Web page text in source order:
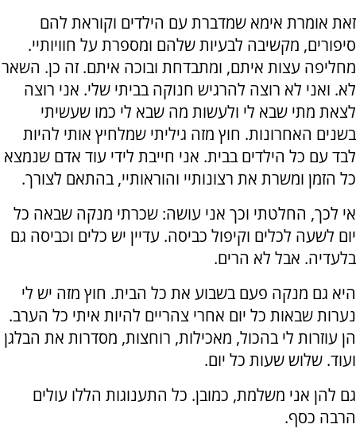
זאת אומרת אימא שמדברת עם הילדים וקוראת להם
סיפורים, מקשיבה לבעיות שלהם ומספרת על חוויותיי.
מחליפה עצות איתם, ומתבדחת ובוכה איתם. זה כן. השאר
לא. ואני לא רוצה להרגיש חנוקה בביתי שלי. אני רוצה
לצאת מתי שבא לי ולעשות מה שבא לי כמו שעשיתי
בשנים האחרונות. חוץ מזה גיליתי שמלחיץ אותי להיות
לבד עם כל הילדים בבית. אני חייבת לידי עוד אדם שנמצא
כל הזמן ומשרת את רצונותיי והוראותיי, בהתאם לצורך.
אי לכך, החלטתי וכך אני עושה: שכרתי מנקה שבאה כל
יום לשעה לכלים וקיפול כביסה. עדיין יש כלים וכביסה גם
בלעדיה. אבל לא הרים.
היא גם מנקה פעם בשבוע את כל הבית. חוץ מזה יש לי
נערות שבאות כל יום אחרי צהריים להיות איתי כל הערב.
הן עוזרות לי בהכול, מאכילות, רוחצות, מסדרות את הבלגן
ועוד. שלוש שעות כל יום.
גם להן אני משלמת, כמובן. כל התענוגות הללו עולים
הרבה כסף.